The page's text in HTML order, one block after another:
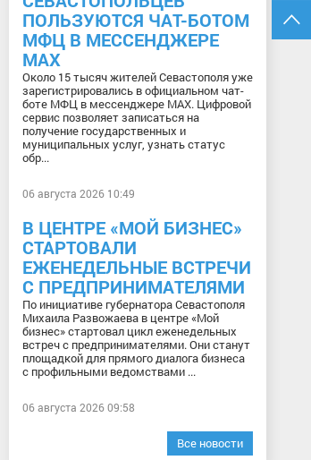
ПОЛЬЗУЮТСЯ ЧАТ-БОТОМ
МФЦ В МЕССЕНДЖЕРЕ
МАХ
Около 15 тысяч жителей Севастополя уже
зарегистрировались в официальном чат-
боте МФЦ в мессенджере МАХ. Цифровой
сервис позволяет записаться на
получение государственных и
муниципальных услуг, узнать статус
обр...
06 августа 2026 10:49
В ЦЕНТРЕ «МОЙ БИЗНЕС»
СТАРТОВАЛИ
ЕЖЕНЕДЕЛЬНЫЕ ВСТРЕЧИ
С ПРЕДПРИНИМАТЕЛЯМИ
По инициативе губернатора Севастополя
Михаила Развожаева в центре «Мой
бизнес» стартовал цикл еженедельных
встреч с предпринимателями. Они станут
площадкой для прямого диалога бизнеса
с профильными ведомствами ...
06 августа 2026 09:58
Все новости